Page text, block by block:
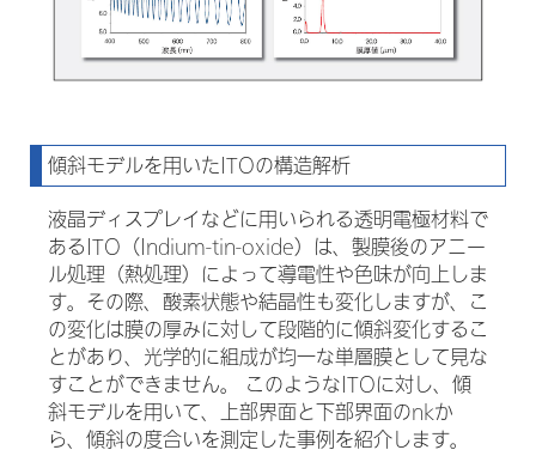
傾斜モデルを用いたITOの構造解析
液晶ディスプレイなどに用いられる透明電極材料で
あるITO（Indium-tin-oxide）は、製膜後のアニー
ル処理（熱処理）によって導電性や色味が向上しま
す。その際、酸素状態や結晶性も変化しますが、こ
の変化は膜の厚みに対して段階的に傾斜変化するこ
とがあり、光学的に組成が均一な単層膜として見な
すことができません。 このようなITOに対し、傾
斜モデルを用いて、上部界面と下部界面のnkか
ら、傾斜の度合いを測定した事例を紹介します。